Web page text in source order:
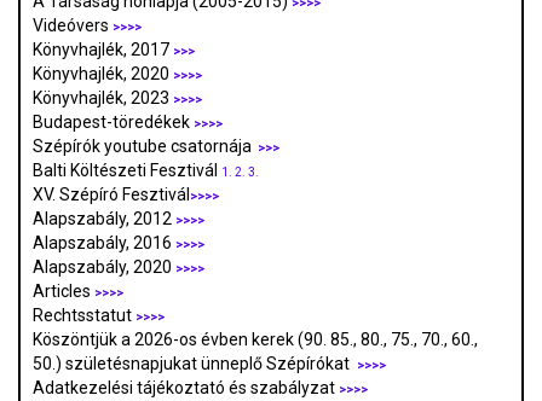
>>>>
Videóvers >>>>
Könyvhajlék, 2017 >>>
Könyvhajlék, 2020 >>>>
Könyvhajlék, 2023 >>>>
Budapest-töredékek >>>>
Szépírók youtube csatornája >>>
Balti Költészeti Fesztivál 1. 2. 3.
XV. Szépíró Fesztivál >>>>
Alapszabály, 2012 >>>>
Alapszabály, 2016 >>>>
Alapszabály, 2020 >>>>
Articles >>>>
Rechtsstatut >>>>
Köszöntjük a 2026-os évben kerek (90. 85., 80., 75., 70., 60.,
50.) születésnapjukat ünneplő Szépírókat
>>>>
Adatkezelési tájékoztató és szabályzat >>>>